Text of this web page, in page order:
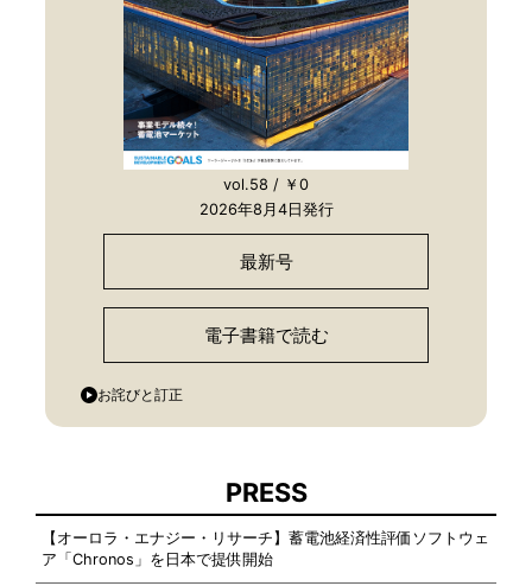
vol.58 / ￥0
2026年8月4日発行
最新号
電子書籍で読む
お詫びと訂正
PRESS
【オーロラ・エナジー・リサーチ】蓄電池経済性評価ソフトウェ
ア「Chronos」を日本で提供開始